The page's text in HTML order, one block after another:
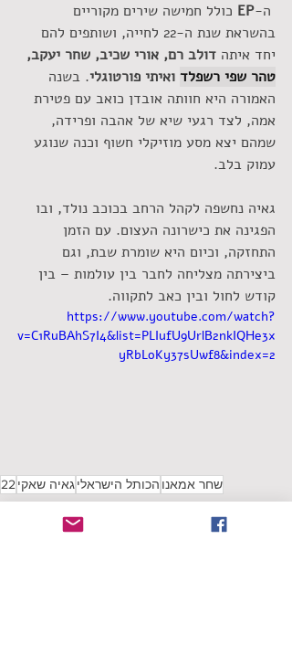
ה-EP כולל חמישה שירים מקוריים
בהשראת שנת ה-22 לחייה, ושותפים להם
יחד איתה דולב רם, אורי שכיב, שחר יעקב,
טהר שפי רשפלד ואיתי פורטוגלי. בשנה
האמורה היא חוותה אובדן כואב עם פטירת
אמה, לצד רגעי שיא של אהבה ופרידה,
שמהם יצא מסע מוזיקלי חשוף וכנה שנוגע
עמוק בלב.
גאיה נחשפה לקהל הרחב בכוכב נולד, ובו
הפגינה את כישרונה העצום. עם הזמן
התחזקה, וכיום היא שומרת שבת, וגם
ביצירתה מצליחה לחבר בין עולמות – בין
קודש לחול ובין כאב לתקווה.
https://www.youtube.com/watch?
v=C1RuBAhS7I4&list=PLIufU9UrlB2nkIQHe3x
yRbLoKy37sUwf8&index=2
שחר אמאנו הכותל הישראליגאיה שאקי 22
אלבומים